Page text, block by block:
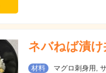
ネバねば漬け
材料
マグロ刺身用,